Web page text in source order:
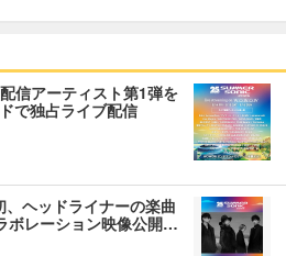
信アーティスト第1弾を
で独占ライブ配信
、ヘッドライナーの楽曲
ボレーション映像公開…